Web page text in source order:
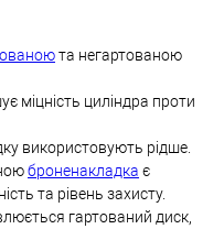
та негартованою
міцність циліндра проти
використовують рідше.
броненакладка є
та рівень захисту.
гартований диск,